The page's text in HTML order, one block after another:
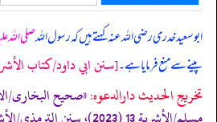
ابوسعید خدری رضی اللہ عنہ کہتے ہیں کہرسول اللہصلی اللہ
پینے سے منع فرمایا ہے۔[سنن ابي داود/كتاب
تخریج الحدیث دارالدعوہ: